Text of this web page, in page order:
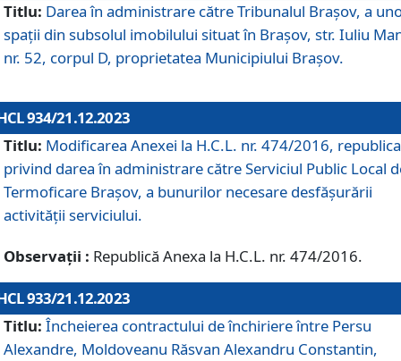
Titlu: Darea în administrare către Tribunalul Brașov, a
spații din subsolul imobilului situat în Brașov, str. Iuliu
nr. 52, corpul D, proprietatea Municipiului Brașov.
934/21.12.2023
Titlu: Modificarea Anexei la H.C.L. nr. 474/2016,
privind darea în administrare către Serviciul Public Local
Termoficare Braşov, a bunurilor necesare desfăşurării
activităţii serviciului.
Observații : Republică Anexa la H.C.L. nr. 474/2016.
933/21.12.2023
Titlu: Încheierea contractului de închiriere între Persu
Alexandre, Moldoveanu Răsvan Alexandru Constantin,